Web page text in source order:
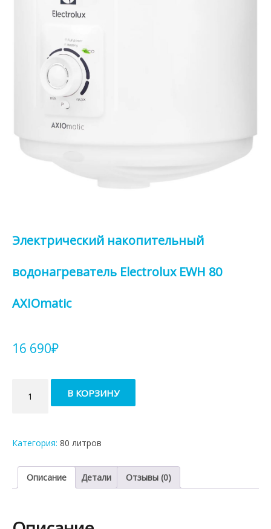
Электрический накопительный
водонагреватель Electrolux EWH 80
AXIOmatic
16 690₽
товара
Электрический
Electrolux
AXIOmatic
В КОРЗИНУ
Категория: 80 литров
Описание Детали Отзывы (0)